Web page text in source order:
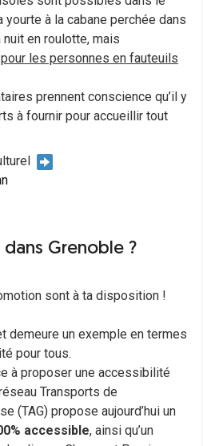
à la cabane perchée dans
en roulotte, mais
les personnes en fauteuils
prennent conscience qu’il y
à fournir pour accueillir tout
Grenoble ?
sont à ta disposition !
demeure un exemple en termes
pour tous.
à proposer une accessibilité
Transports de
(TAG) propose aujourd’hui un
accessible, ainsi qu’un